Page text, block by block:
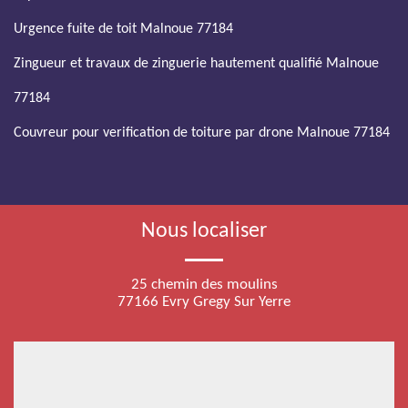
Urgence fuite de toit Malnoue 77184
Zingueur et travaux de zinguerie hautement qualifié Malnoue
77184
Couvreur pour verification de toiture par drone Malnoue 77184
Nous localiser
25 chemin des moulins
77166 Evry Gregy Sur Yerre